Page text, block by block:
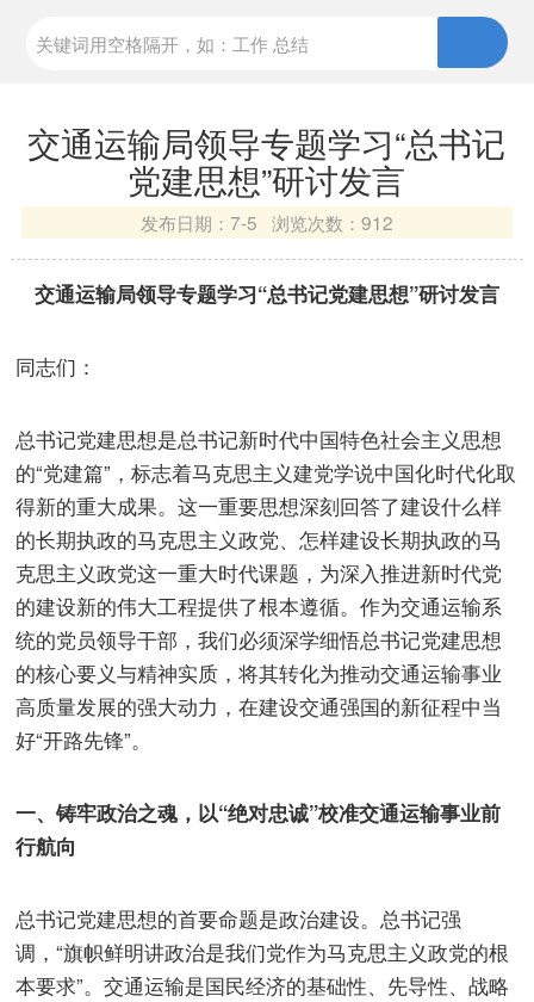
交通运输局领导专题学习“总书记
党建思想”研讨发言
发布日期： 7-5 浏览次数： 912
交通运输局领导专题学习“总书记党建思想”研讨发言
同志们：
总书记党建思想是总书记新时代中国特色社会主义思想
的“党建篇”，标志着马克思主义建党学说中国化时代化取
得新的重大成果。这一重要思想深刻回答了建设什么样
的长期执政的马克思主义政党、怎样建设长期执政的马
克思主义政党这一重大时代课题，为深入推进新时代党
的建设新的伟大工程提供了根本遵循。作为交通运输系
统的党员领导干部，我们必须深学细悟总书记党建思想
的核心要义与精神实质，将其转化为推动交通运输事业
高质量发展的强大动力，在建设交通强国的新征程中当
好“开路先锋”。
一、铸牢政治之魂，以“绝对忠诚”校准交通运输事业前
行航向
总书记党建思想的首要命题是政治建设。总书记强
调，“旗帜鲜明讲政治是我们党作为马克思主义政党的根
本要求”。交通运输是国民经济的基础性、先导性、战略